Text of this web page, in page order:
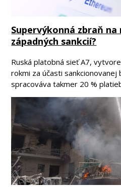
Supervýkonná zbraň
západných sankcií?
Ruská platobná sieť A7,
rokmi za účasti sankcionovanej
spracováva takmer 20 %